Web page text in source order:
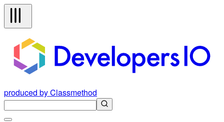
produced by Classmethod